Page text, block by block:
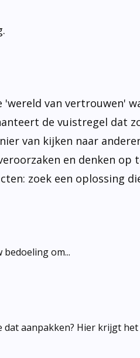
van vertrouwen'
de vuistregel dat
van kijken naar
en denken
zoek een oplossing
bedoeling om...
aanpakken? Hier krijgt